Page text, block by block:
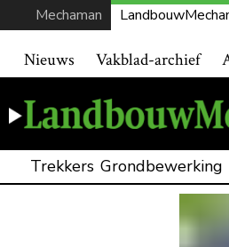
Mechaman
Nieuws Vakblad-archief
Trekkers Grondbewerking